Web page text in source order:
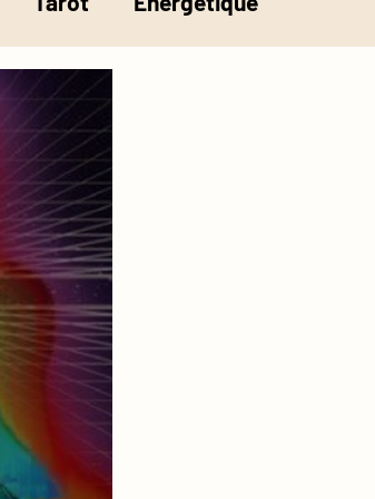
l'âme